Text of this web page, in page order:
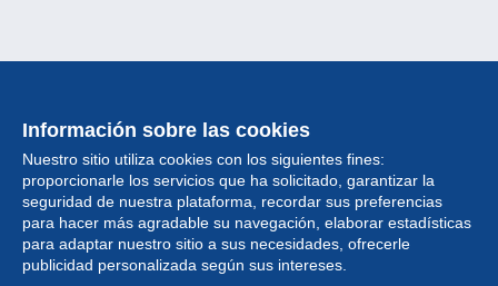
Información sobre las cookies
Nuestro sitio utiliza cookies con los siguientes fines:
proporcionarle los servicios que ha solicitado, garantizar la
seguridad de nuestra plataforma, recordar sus preferencias
para hacer más agradable su navegación, elaborar estadísticas
para adaptar nuestro sitio a sus necesidades, ofrecerle
publicidad personalizada según sus intereses.
Colección